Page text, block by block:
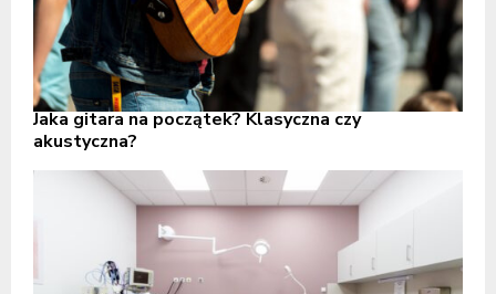
Jaka gitara na początek? Klasyczna czy
akustyczna?